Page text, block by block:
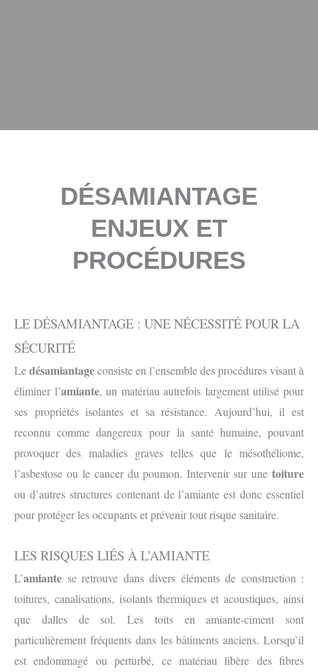
DÉSAMIANTAGE
ENJEUX ET
PROCÉDURES
LE DÉSAMIANTAGE : UNE NÉCESSITÉ POUR LA
SÉCURITÉ
Ledésamiantageconsiste en l’ensemble des procédures visant à
éliminer l’amiante, un matériau autrefois largement utilisé pour
ses propriétés isolantes et sa résistance. Aujourd’hui, il est
reconnu comme dangereux pour la santé humaine, pouvant
provoquer des maladies graves telles que le mésothéliome,
l’asbestose ou le cancer du poumon. Intervenir sur une toiture
ou d’autres structures contenant de l’amiante est donc essentiel
pour protéger les occupants et prévenir tout risque sanitaire.
LES RISQUES LIÉS À L’AMIANTE
L’amiante se retrouve dans divers éléments de construction :
toitures, canalisations, isolants thermiques et acoustiques, ainsi
que dalles de sol. Les toits en amiante-ciment sont
particulièrement fréquents dans les bâtiments anciens. Lorsqu’il
est endommagé ou perturbé, ce matériau libère des fibres